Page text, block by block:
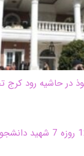
در حاشیه‌ رود